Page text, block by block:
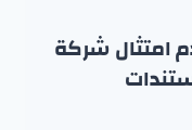
امتثال شركة